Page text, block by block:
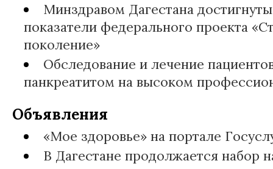
Минздравом Дагестана
показатели федерального проекта
поколение»
Обследование и лечение
панкреатитом на высоком
Объявления
«Мое здоровье» на портале
В Дагестане продолжается набор